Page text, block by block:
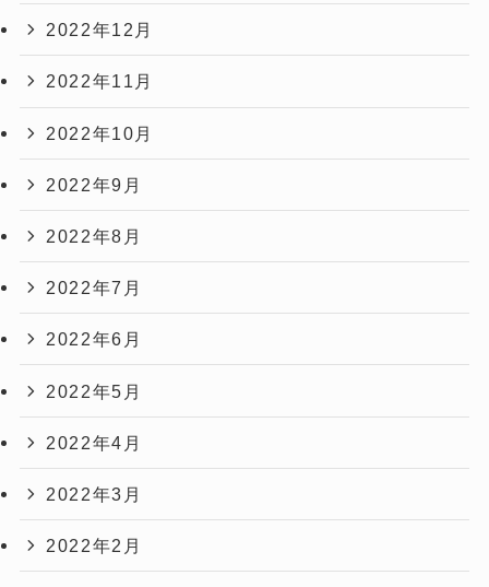
2022年12月
2022年11月
2022年10月
2022年9月
2022年8月
2022年7月
2022年6月
2022年5月
2022年4月
2022年3月
2022年2月